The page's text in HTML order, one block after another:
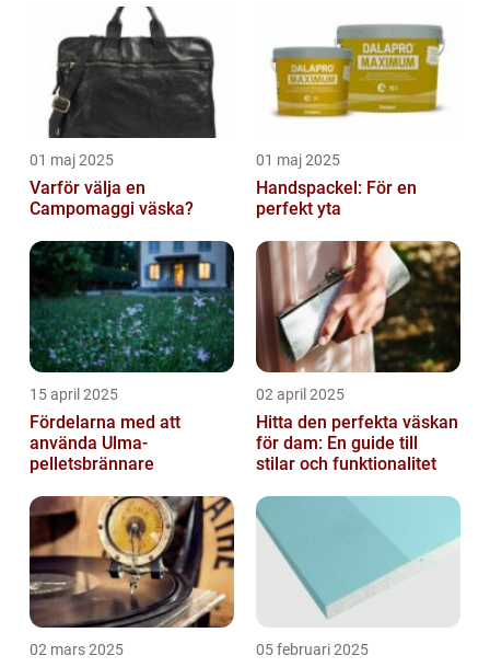
01 maj 2025
Varför välja en
Campomaggi väska?
01 maj 2025
Handspackel: För en
perfekt yta
15 april 2025
Fördelarna med att
använda Ulma-
pelletsbrännare
02 april 2025
Hitta den perfekta väskan
för dam: En guide till
stilar och funktionalitet
02 mars 2025 05 februari 2025